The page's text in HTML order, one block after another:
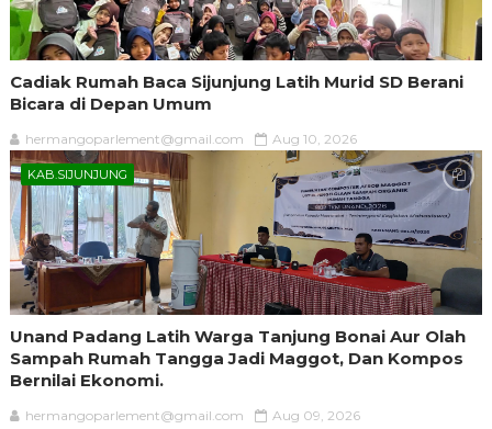
Cadiak Rumah Baca Sijunjung Latih Murid SD Berani
Bicara di Depan Umum
hermangoparlement@gmail.com Aug 10, 2026
KAB.SIJUNJUNG
Unand Padang Latih Warga Tanjung Bonai Aur Olah
Sampah Rumah Tangga Jadi Maggot, Dan Kompos
Bernilai Ekonomi.
hermangoparlement@gmail.com Aug 09, 2026